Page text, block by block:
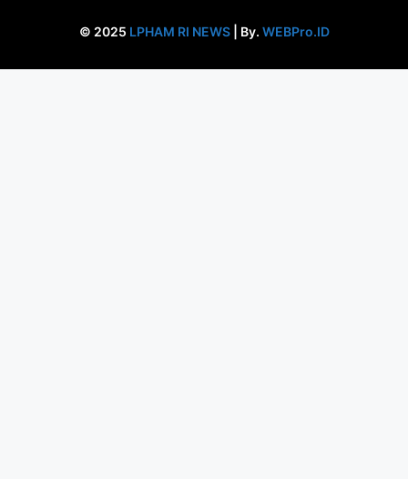
© 2025 LPHAM RI NEWS| By. WEBPro.ID